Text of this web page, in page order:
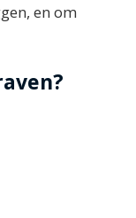
en om